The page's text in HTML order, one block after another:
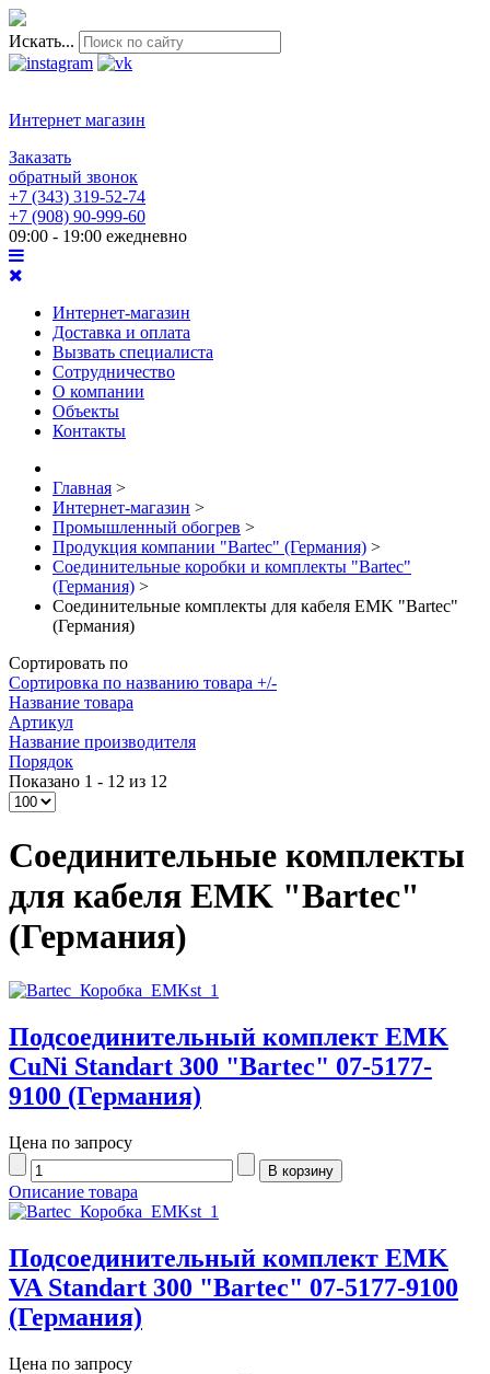
Искать...
Интернет магазин
Заказать
обратный звонок
+7 (343) 319-52-74
+7 (908) 90-999-60
09:00 - 19:00 ежедневно
Интернет-магазин
Доставка и оплата
Вызвать специалиста
Сотрудничество
О компании
Объекты
Контакты
Главная >
Интернет-магазин >
Промышленный обогрев >
Продукция компании "Bartec" (Германия) >
Соединительные коробки и комплекты "Bartec"
(Германия) >
Соединительные комплекты для кабеля EMK "Bartec"
(Германия)
Сортировать по
Сортировка по названию товара +/-
Название товара
Артикул
Название производителя
Порядок
Показано 1 - 12 из 12
Соединительные комплекты
для кабеля EMK "Bartec"
(Германия)
Подсоединительный комплект EMK
CuNi Standart 300 "Bartec" 07-5177-
9100 (Германия)
Цена по запросу
Описание товара
Подсоединительный комплект EMK
VA Standart 300 "Bartec" 07-5177-9100
(Германия)
Цена по запросу